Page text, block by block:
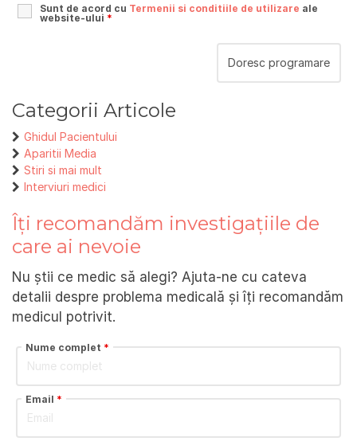
Sunt de acord cu Termenii si conditiile de utilizare ale
website-ului *
Categorii Articole
Ghidul Pacientului
Aparitii Media
Stiri si mai mult
Interviuri medici
Îți recomandăm investigațiile de
care ai nevoie
Nu știi ce medic să alegi? Ajuta-ne cu cateva
detalii despre problema medicală și îți recomandăm
medicul potrivit.
Nume complet *
Email *